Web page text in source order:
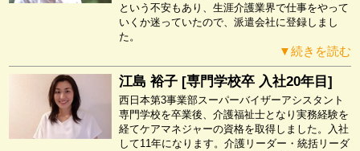
という不安もあり、生涯介護業界で仕事をやって
いくか迷っていたので、派遣会社に登録しまし
た。
▼続きを読む
江島 裕子 [専門学校卒 入社20年目]
西日本第3事業部スーパーバイザーアシスタント
専門学校を卒業後、介護福祉士となり実務経験を
経てケアマネジャーの資格を取得しました。入社
して11年になります。介護リーダー・統括リーダ